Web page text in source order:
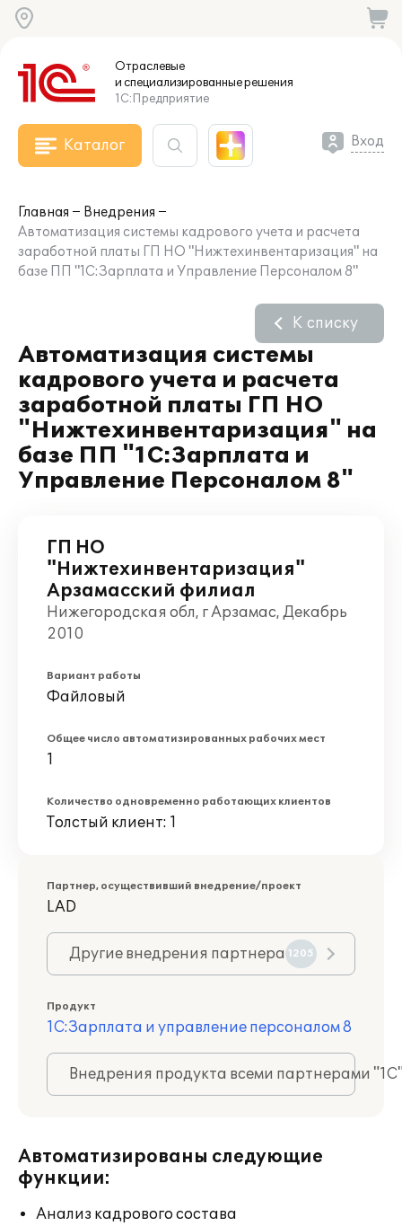
Отраслевые
и специализированныерешения
1С:Предприятие
Каталог Вход
Главная
Внедрения
Автоматизация системы кадрового учета и расчета
заработной платы ГП НО "Нижтехинвентаризация" на
базе ПП "1С:Зарплата и Управление Персоналом 8"
Автоматизация системы
кадрового учета и расчета
заработной платы ГП НО
"Нижтехинвентаризация" на
базе ПП "1С:Зарплата и
Управление Персоналом 8"
К списку
ГП НО
"Нижтехинвентаризация"
Арзамасский филиал
Нижегородская обл, г Арзамас, Декабрь
2010
Вариант работы
Файловый
Общее число автоматизированных рабочих мест
1
Количество одновременно работающих клиентов
Толстый клиент: 1
Партнер, осуществивший внедрение/проект
LAD
Другие внедрения партнера 1205
Продукт
1С:Зарплата и управление персоналом 8
Внедрения продукта всеми партнерами
Автоматизированы следующие
функции:
Анализ кадрового состава